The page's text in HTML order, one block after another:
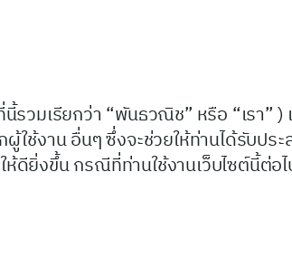
วมเรียกว่า “พันธวณิช” หรือ “เรา” )
ใช้งาน อื่นๆ ซึ่งจะช่วยให้ท่านได้รับปร
ดียิ่งขึ้น กรณีที่ท่านใช้งานเว็บไซต์นี้ต่อ